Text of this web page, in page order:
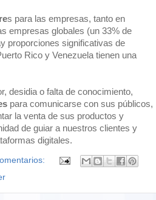
s para las empresas, tanto en
empresas globales (un 33% de
proporciones significativas de
Rico y Venezuela tienen una
desidia o falta de conocimiento,
para comunicarse con sus públicos,
la venta de sus productos y
de guiar a nuestros clientes y
digitales.